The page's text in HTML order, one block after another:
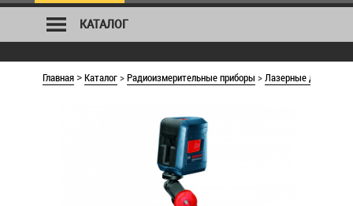
КАТАЛОГ
Главная >Каталог>Радиоизмерительные приборы >Лазерные